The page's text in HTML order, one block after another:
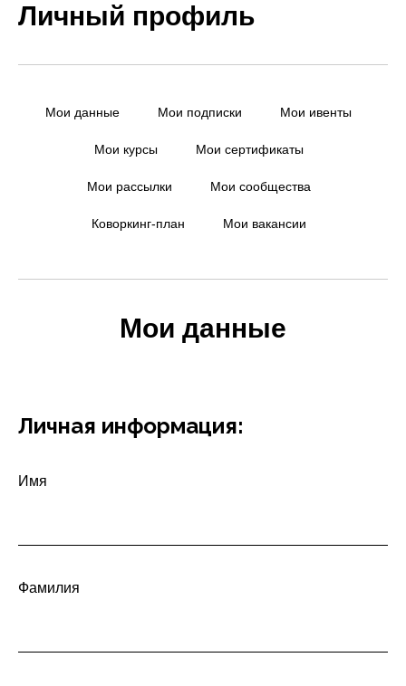
Личный профиль
Мои данные Мои подписки Мои ивенты
Мои курсы Мои сертификаты
Мои рассылки Мои сообщества
Коворкинг-план Мои вакансии
Мои данные
Личная информация:
Имя
Фамилия